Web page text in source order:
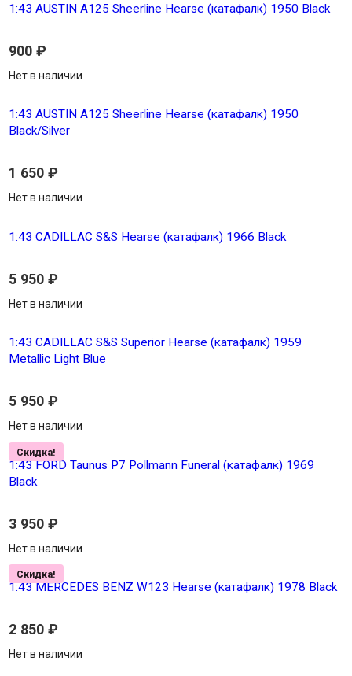
1:43 AUSTIN А125 Sheerline Hearse (катафалк) 1950 Black
900 ₽
Нет в наличии
1:43 AUSTIN А125 Sheerline Hearse (катафалк) 1950
Black/Silver
1 650 ₽
Нет в наличии
1:43 CADILLAC S&S Hearse (катафалк) 1966 Black
5 950 ₽
Нет в наличии
1:43 CADILLAC S&S Superior Hearse (катафалк) 1959
Metallic Light Blue
5 950 ₽
Нет в наличии
Скидка!
1:43 FORD Taunus P7 Pollmann Funeral (катафалк) 1969
Black
3 950 ₽
Нет в наличии
Скидка!
1:43 MERCEDES BENZ W123 Hearse (катафалк) 1978 Black
2 850 ₽
Нет в наличии